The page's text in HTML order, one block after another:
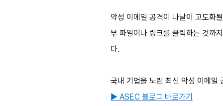
악성 이메일 공격이 나날이 고도화
부 파일이나 링크를 클릭하는 것까
다.
국내 기업을 노린 최신 악성 이메
▶ ASEC 블로그 바로가기